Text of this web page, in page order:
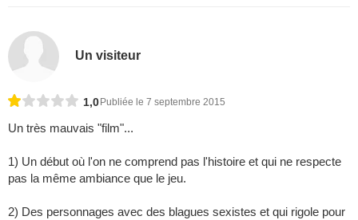
Un visiteur
1,0 Publiée le 7 septembre 2015
Un très mauvais "film"...
1) Un début où l'on ne comprend pas l'histoire et qui ne respecte
pas la même ambiance que le jeu.
2) Des personnages avec des blagues sexistes et qui rigole pour